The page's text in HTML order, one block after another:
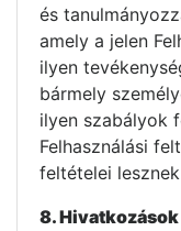
és
amely a jelen
ilyen
bármely
ilyen szabályok
Felhasználási
feltételei
8.